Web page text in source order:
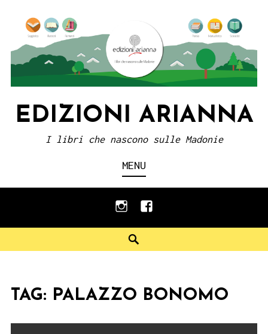
content
EDIZIONI ARIANNA
I libri che nascono sulle Madonie
MENU
instagramfacebook
TAG: PALAZZO BONOMO